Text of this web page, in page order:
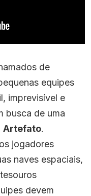
de
equipes
imprevisível e
busca de uma
Artefato.
jogadores
naves espaciais,
devem